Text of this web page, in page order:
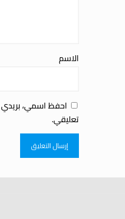
الاسم
احفظ اسمي، بريدي
تعليقي.